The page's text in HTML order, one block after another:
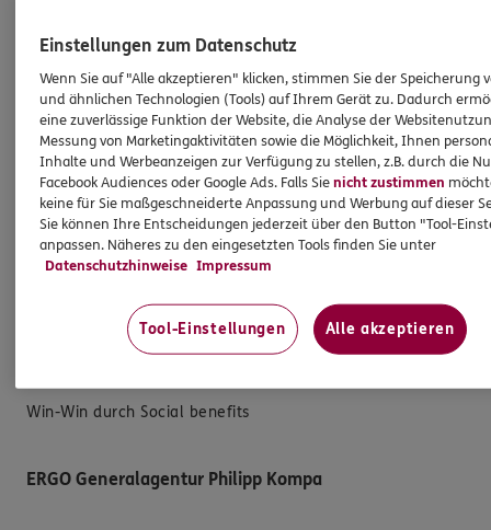
Schaden melden
Erstkontaktinformationen
EU-Offenlegungsvereinbarung
Datenverarbeitung
Das könnte Sie auch interessieren
Unsere Agentur
Win-Win durch Social benefits
ERGO Generalagentur Philipp Kompa
Einstellungen zum Datenschutz
Wenn Sie auf "Alle akzeptieren" klicken, stimmen Sie der Speicherung
und ähnlichen Technologien (Tools) auf Ihrem Gerät zu. Dadurch
eine zuverlässige Funktion der Website, die Analyse der
Messung von Marketingaktivitäten sowie die Möglichkeit, Ihnen
Inhalte und Werbeanzeigen zur Verfügung zu stellen, z.B. durch die
Facebook Audiences oder Google Ads. Falls Sienicht zustimmen
keine für Sie maßgeschneiderte Anpassung und Werbung auf dieser
Sie können Ihre Entscheidungen jederzeit über den Button "Tool-
anpassen. Näheres zu den eingesetzten Tools finden Sie unter
Datenschutzhinweise Impressum
Tool-Einstellungen Alle akzeptieren